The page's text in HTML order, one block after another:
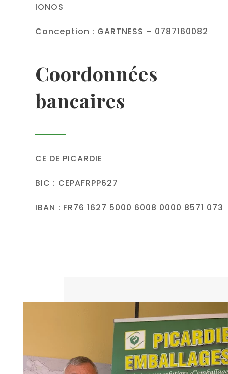
IONOS
Conception : GARTNESS – 0787160082
Coordonnées
bancaires
CE DE PICARDIE
BIC : CEPAFRPP627
IBAN : FR76 1627 5000 6008 0000 8571 073